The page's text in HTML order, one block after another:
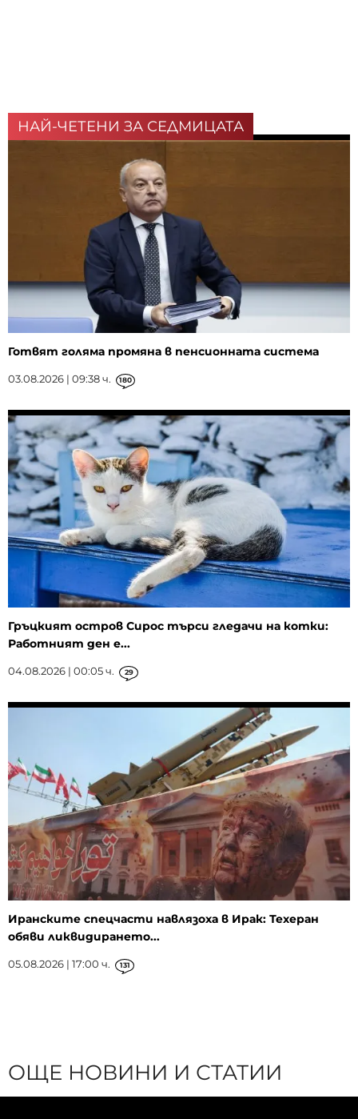
НАЙ-ЧЕТЕНИ ЗА СЕДМИЦАТА
Готвят голяма промяна в пенсионната система
03.08.2026 | 09:38 ч. 180
Гръцкият остров Сирос търси гледачи на котки:
Работният ден е...
04.08.2026 | 00:05 ч. 29
Иранските спецчасти навлязоха в Ирак: Техеран
обяви ликвидирането...
05.08.2026 | 17:00 ч. 131
ОЩЕ НОВИНИ И СТАТИИ